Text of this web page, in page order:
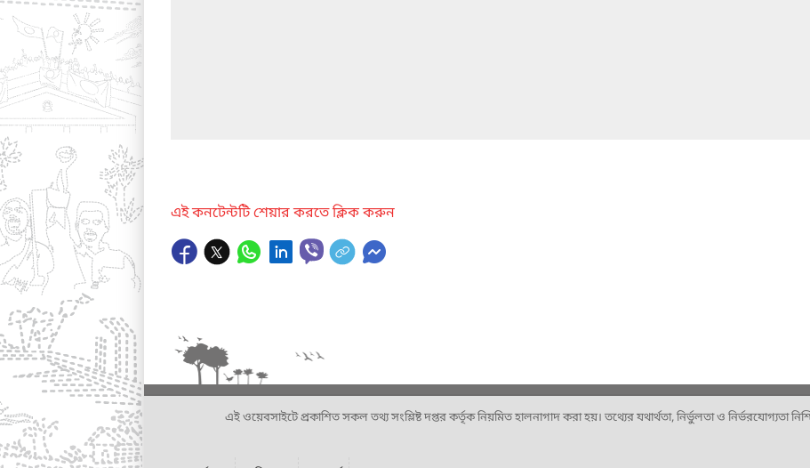
এই কনটেন্টটি শেয়ার করতে ক্লিক করুন
এই ওয়েবসাইটে প্রকাশিত সকল তথ্য সংশ্লিষ্ট দপ্তর কর্তৃক নিয়মিত হালনাগাদ করা হয়। তথ্যের যথার্থতা, নির্ভুলতা ও নির্ভরযোগ্যতা